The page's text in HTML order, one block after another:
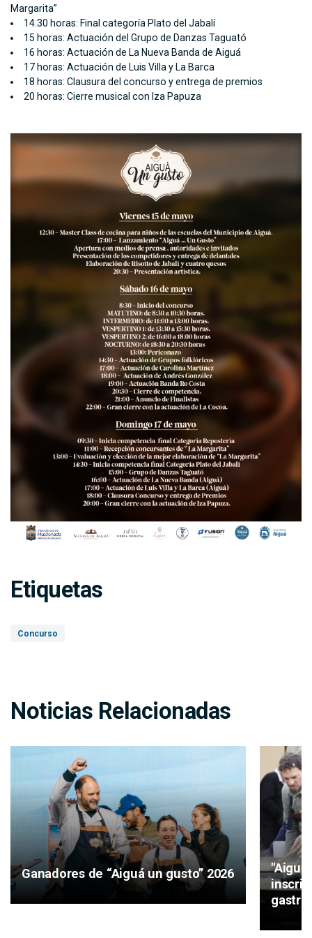
Margarita”
14.30 horas: Final categoría Plato del Jabalí
15 horas: Actuación del Grupo de Danzas Taguató
16 horas: Actuación de La Nueva Banda de Aiguá
17 horas: Actuación de Luis Villa y La Barca
18 horas: Clausura del concurso y entrega de premios
20 horas: Cierre musical con Iza Papuza
Etiquetas
Concurso
Noticias Relacionadas
Ganadores de “Aiguá un gusto” 2026
"Aiguá